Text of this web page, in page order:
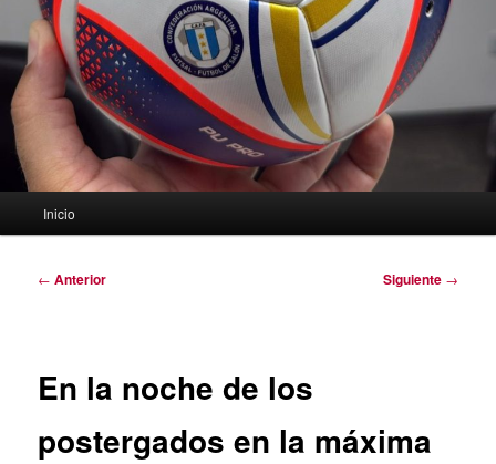
Inicio
Navegación
← Anterior Siguiente →
En la noche de los
postergados en la máxima